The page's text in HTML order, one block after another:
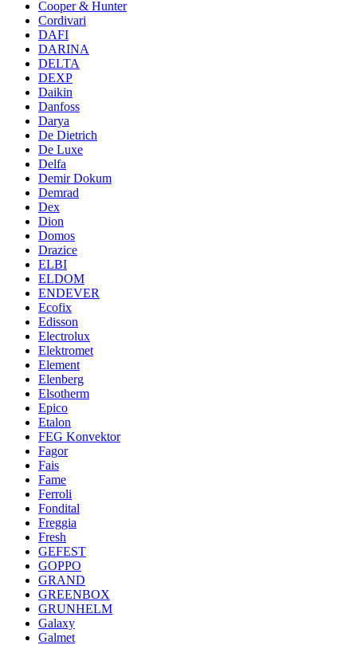
Cooper & Hunter
Cordivari
DAFI
DARINA
DELTA
DEXP
Daikin
Danfoss
Darya
De Dietrich
De Luxe
Delfa
Demir Dokum
Demrad
Dex
Dion
Domos
Drazice
ELBI
ELDOM
ENDEVER
Ecofix
Edisson
Electrolux
Elektromet
Element
Elenberg
Elsotherm
Epico
Etalon
FEG Konvektor
Fagor
Fais
Fame
Ferroli
Fondital
Freggia
Fresh
GEFEST
GOPPO
GRAND
GREENBOX
GRUNHELM
Galaxy
Galmet